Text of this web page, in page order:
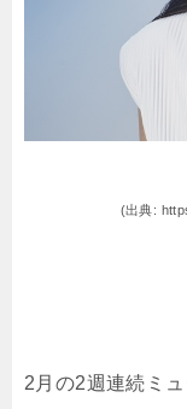
(出典:
2月の2週連続ミ